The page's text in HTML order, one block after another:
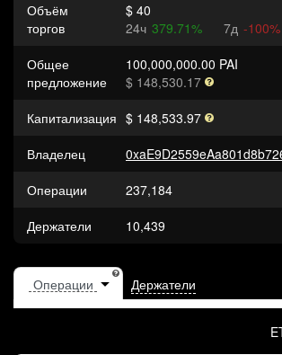
Объём
торгов
$ 40
24ч 379.71% 7д -100%
Общее
предложение
100,000,000.00 PAI
$ 148,530.17
Капитализация $ 148,533.97
Владелец
Операции
237,184
Держатели
10,439
Держатели